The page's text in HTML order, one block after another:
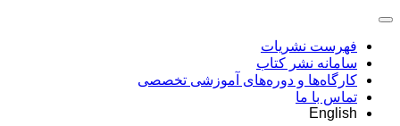
فهرست نشریات
سامانه نشر کتاب
کارگاه‌ها و دوره‌های آموزشی تخصصی
تماس با ما
English